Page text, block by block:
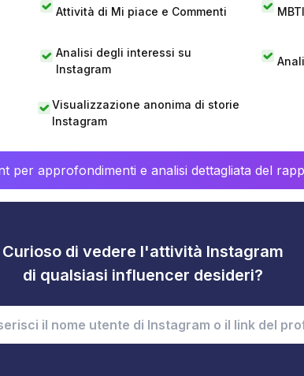
Attività di Mi piace e Commenti MBTI
Analisi degli interessi su
Instagram
Visualizzazione anonima di storie
Instagram
per approfondimenti e analisi dettagliata del
Curioso di vedere l'attività Instagram
di qualsiasi influencer desideri?